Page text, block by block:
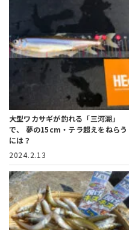
大型ワカサギが釣れる「三河湖」
で、 夢の15cm・テラ超えをねらう
には？
2024.2.13